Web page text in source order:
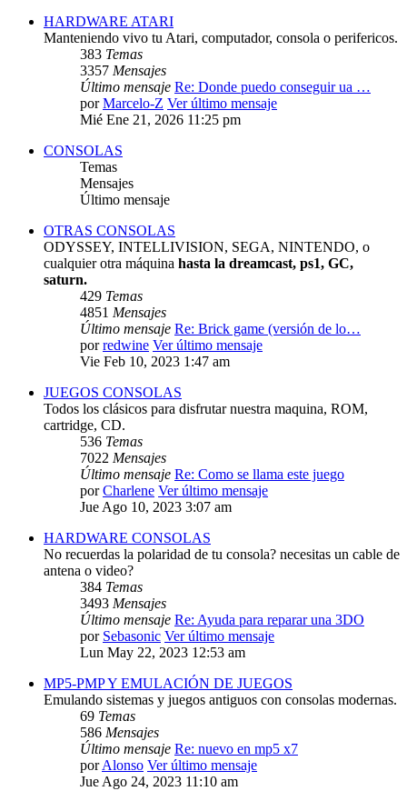
HARDWARE ATARI
Manteniendo vivo tu Atari, computador, consola o perifericos.
383 Temas
3357 Mensajes
Último mensaje Re: Donde puedo conseguir ua …
porMarcelo-Z Ver último mensaje
Mié Ene 21, 2026 11:25 pm
CONSOLAS
Temas
Mensajes
Último mensaje
OTRAS CONSOLAS
ODYSSEY, INTELLIVISION, SEGA, NINTENDO, o
cualquier otra máquina hasta la dreamcast, ps1, GC,
saturn.
429 Temas
4851 Mensajes
Último mensaje Re: Brick game (versión de lo…
porredwine Ver último mensaje
Vie Feb 10, 2023 1:47 am
JUEGOS CONSOLAS
Todos los clásicos para disfrutar nuestra maquina, ROM,
cartridge, CD.
536 Temas
7022 Mensajes
Último mensaje Re: Como se llama este juego
porCharlene Ver último mensaje
Jue Ago 10, 2023 3:07 am
HARDWARE CONSOLAS
No recuerdas la polaridad de tu consola? necesitas un cable de
antena o video?
384 Temas
3493 Mensajes
Último mensaje Re: Ayuda para reparar una 3DO
por Sebasonic Ver último mensaje
Lun May 22, 2023 12:53 am
MP5-PMP Y EMULACIÓN DE JUEGOS
Emulando sistemas y juegos antiguos con consolas modernas.
69 Temas
586 Mensajes
Último mensaje Re: nuevo en mp5 x7
porAlonso Ver último mensaje
Jue Ago 24, 2023 11:10 am